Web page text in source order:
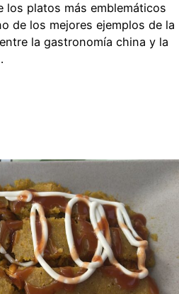
los platos más emblemáticos
de los mejores ejemplos de la
la gastronomía china y la